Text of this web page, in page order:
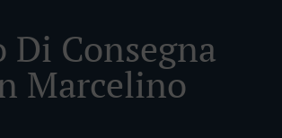
Di Consegna
Marcelino